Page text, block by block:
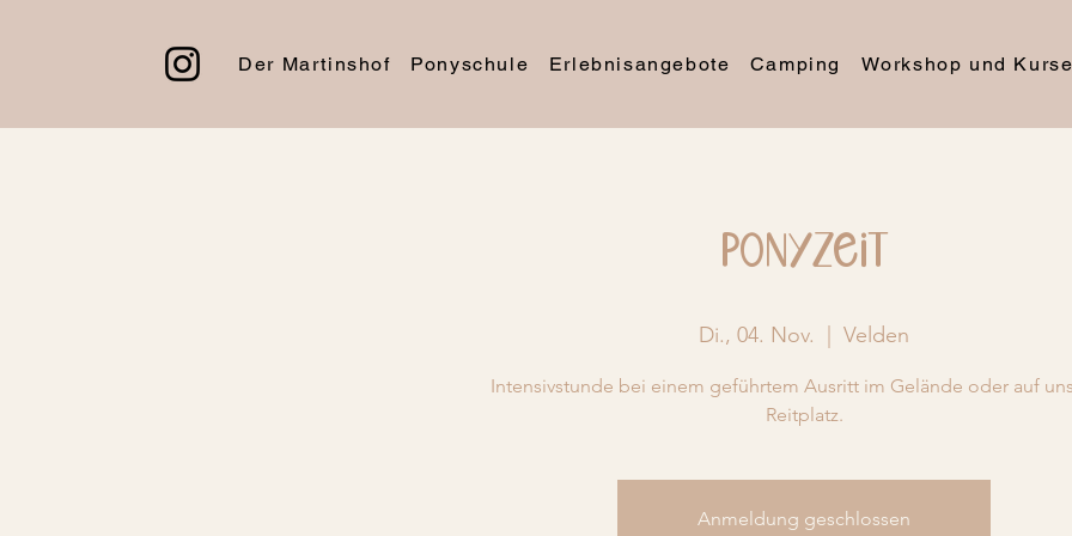
Der Martinshof Ponyschule Erlebnisangebote Camping Workshop und Kurse
Ponyzeit
Di., 04. Nov. Velden
Intensivstunde bei einem geführtem Ausritt im Gelände oder auf
Reitplatz.
Anmeldung geschlossen